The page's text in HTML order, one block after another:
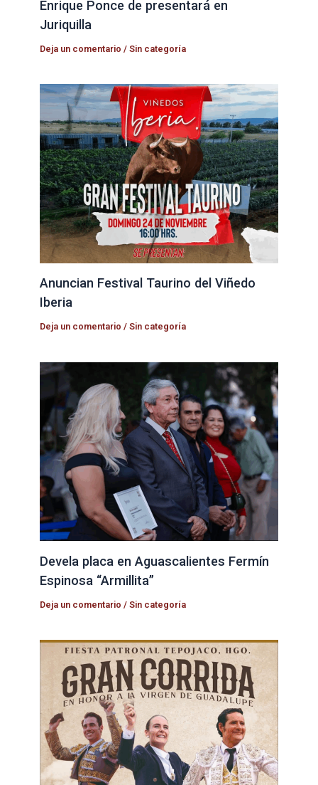
Enrique Ponce de presentará en
Juriquilla
Deja un comentario /Sin categoría
Anuncian Festival Taurino del Viñedo
Iberia
Deja un comentario /Sin categoría
Devela placa en Aguascalientes Fermín
Espinosa “Armillita”
Deja un comentario /Sin categoría